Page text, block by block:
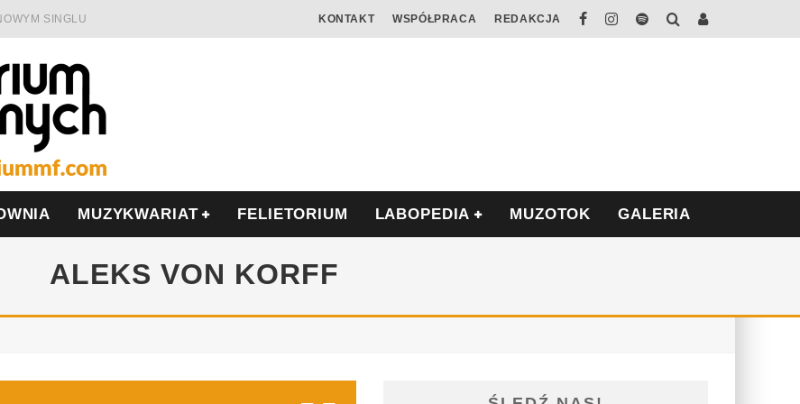
SINGLU
O POLSCE
KONTAKT WSPÓŁPRACA REDAKCJA
MUZYKWARIAT FELIETORIUM LABOPEDIA MUZOTOK GALERIA
ALEKS VON KORFF